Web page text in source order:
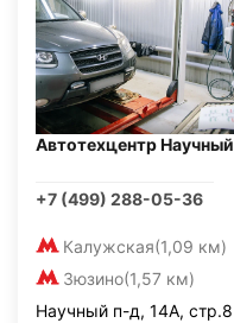
Автотехцентр Научный
+7 (499) 288-05-36
Калужская(1,09 км)
Зюзино(1,57 км)
Научный п-д, 14А, стр.8